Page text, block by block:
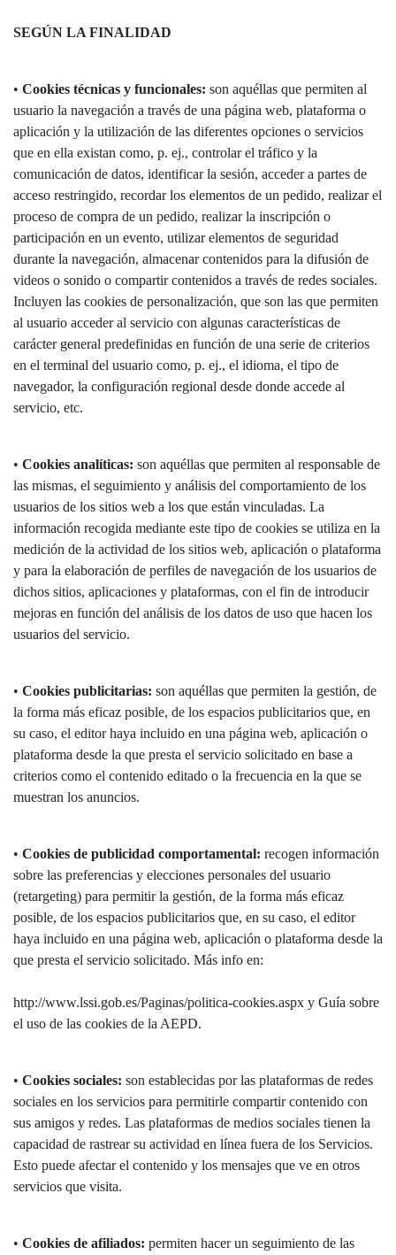
SEGÚN LA FINALIDAD
• Cookies técnicas y funcionales: son aquéllas que permiten al
usuario la navegación a través de una página web, plataforma o
aplicación y la utilización de las diferentes opciones o servicios
que en ella existan como, p. ej., controlar el tráfico y la
comunicación de datos, identificar la sesión, acceder a partes de
acceso restringido, recordar los elementos de un pedido, realizar el
proceso de compra de un pedido, realizar la inscripción o
participación en un evento, utilizar elementos de seguridad
durante la navegación, almacenar contenidos para la difusión de
videos o sonido o compartir contenidos a través de redes sociales.
Incluyen las cookies de personalización, que son las que permiten
al usuario acceder al servicio con algunas características de
carácter general predefinidas en función de una serie de criterios
en el terminal del usuario como, p. ej., el idioma, el tipo de
navegador, la configuración regional desde donde accede al
servicio, etc.
• Cookies analíticas: son aquéllas que permiten al responsable de
las mismas, el seguimiento y análisis del comportamiento de los
usuarios de los sitios web a los que están vinculadas. La
información recogida mediante este tipo de cookies se utiliza en la
medición de la actividad de los sitios web, aplicación o plataforma
y para la elaboración de perfiles de navegación de los usuarios de
dichos sitios, aplicaciones y plataformas, con el fin de introducir
mejoras en función del análisis de los datos de uso que hacen los
usuarios del servicio.
• Cookies publicitarias: son aquéllas que permiten la gestión, de
la forma más eficaz posible, de los espacios publicitarios que, en
su caso, el editor haya incluido en una página web, aplicación o
plataforma desde la que presta el servicio solicitado en base a
criterios como el contenido editado o la frecuencia en la que se
muestran los anuncios.
• Cookies de publicidad comportamental: recogen información
sobre las preferencias y elecciones personales del usuario
(retargeting) para permitir la gestión, de la forma más eficaz
posible, de los espacios publicitarios que, en su caso, el editor
haya incluido en una página web, aplicación o plataforma desde la
que presta el servicio solicitado. Más info en:
http://www.lssi.gob.es/Paginas/politica-cookies.aspx y Guía sobre
el uso de las cookies de la AEPD.
• Cookies sociales: son establecidas por las plataformas de redes
sociales en los servicios para permitirle compartir contenido con
sus amigos y redes. Las plataformas de medios sociales tienen la
capacidad de rastrear su actividad en línea fuera de los Servicios.
Esto puede afectar el contenido y los mensajes que ve en otros
servicios que visita.
• Cookies de afiliados: permiten hacer un seguimiento de las